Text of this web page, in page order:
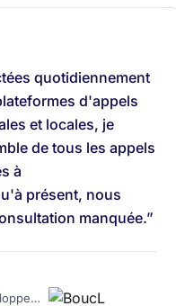
quotidiennement
d'appels
et locales, je
de tous les appels
à
présent, nous
manquée.”
Cheffe de projets Développement